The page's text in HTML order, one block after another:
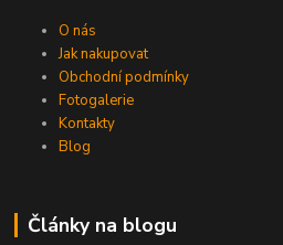
O nás
Jak nakupovat
Obchodní podmínky
Fotogalerie
Kontakty
Blog
Články na blogu